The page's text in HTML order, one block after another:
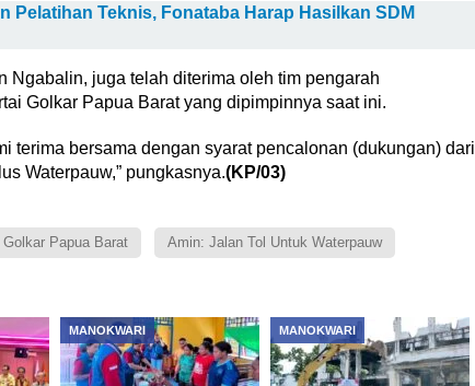
Pelatihan Teknis, Fonataba Harap Hasilkan SDM
Ngabalin, juga telah diterima oleh tim pengarah
Golkar Papua Barat yang dipimpinnya saat ini.
terima bersama dengan syarat pencalonan (dukungan) dari
Waterpauw,” pungkasnya.(KP/03)
Papua Barat Amin: Jalan Tol Untuk Waterpauw
MANOKWARI MANOKWARI